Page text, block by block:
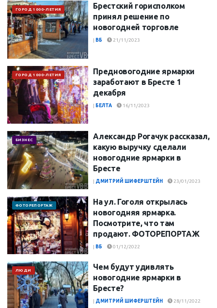
ГОРОД 1000-ЛЕТИЯ
Брестский горисполком
принял решение по
новогодней торговле
| ВБ 21/11/2023
ГОРОД 1000-ЛЕТИЯ
Предновогодние ярмарки
заработают в Бресте 1
декабря
| БЕЛТА 16/11/2023
БИЗНЕС
Александр Рогачук рассказал,
какую выручку сделали
новогодние ярмарки в
Бресте
| ДМИТРИЙ ШИФЕРШТЕЙН 23/01/2023
ФОТОРЕПОРТАЖ
На ул. Гоголя открылась
новогодняя ярмарка.
Посмотрите, что там
продают. ФОТОРЕПОРТАЖ
| ВБ 01/12/2022
ЛЮДИ
Чем будут удивлять
новогодние ярмарки в
Бресте?
| ДМИТРИЙ ШИФЕРШТЕЙН 28/11/2022